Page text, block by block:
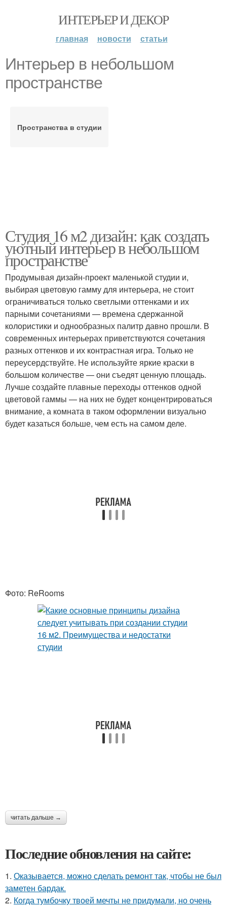
ИНТЕРЬЕР И ДЕКОР
главная новости статьи
Интерьер в небольшом
пространстве
Пространства в студии
Студия 16 м2 дизайн: как создать
уютный интерьер в небольшом
пространстве
Продумывая дизайн-проект маленькой студии и,
выбирая цветовую гамму для интерьера, не стоит
ограничиваться только светлыми оттенками и их
парными сочетаниями — времена сдержанной
колористики и однообразных палитр давно прошли. В
современных интерьерах приветствуются сочетания
разных оттенков и их контрастная игра. Только не
переусердствуйте. Не используйте яркие краски в
большом количестве — они съедят ценную площадь.
Лучше создайте плавные переходы оттенков одной
цветовой гаммы — на них не будет концентрироваться
внимание, а комната в таком оформлении визуально
будет казаться больше, чем есть на самом деле.
Фото: ReRooms
читать дальше →
Последние обновления на сайте:
1. Оказывается, можно сделать ремонт так, чтобы не был
заметен бардак.
2. Когда тумбочку твоей мечты не придумали, но очень